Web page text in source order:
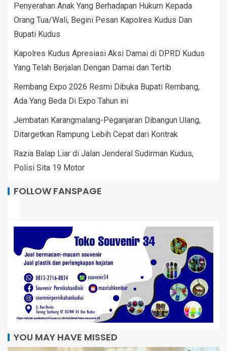
Penyerahan Anak Yang Berhadapan Hukum Kepada
Orang Tua/Wali, Begini Pesan Kapolres Kudus Dan
Bupati Kudus
Kapolres Kudus Apresiasi Aksi Damai di DPRD Kudus
Yang Telah Berjalan Dengan Damai dan Tertib
Rembang Expo 2026 Resmi Dibuka Bupati Rembang,
Ada Yang Beda Di Expo Tahun ini
Jembatan Karangmalang-Peganjaran Dibangun Ulang,
Ditargetkan Rampung Lebih Cepat dari Kontrak
Razia Balap Liar di Jalan Jenderal Sudirman Kudus,
Polisi Sita 19 Motor
FOLLOW FANSPAGE
YOU MAY HAVE MISSED